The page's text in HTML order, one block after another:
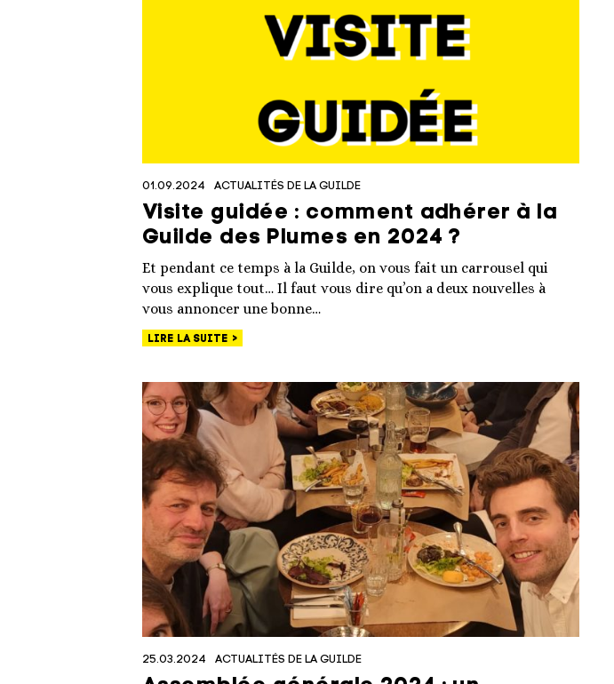
01.09.2024 ACTUALITÉS DE LA GUILDE
Visite guidée : comment adhérer à la
Guilde des Plumes en 2024 ?
Et pendant ce temps à la Guilde, on vous fait un carrousel qui
vous explique tout… Il faut vous dire qu’on a deux nouvelles à
vous annoncer une bonne…
LIRE LA SUITE
25.03.2024 ACTUALITÉS DE LA GUILDE